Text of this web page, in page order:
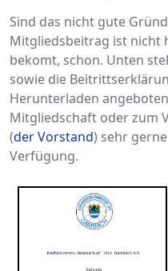
Sind das nicht gute
Mitgliedsbeitrag ist nicht
bekomt, schon. Unten
sowie die
Herunterladen
Mitgliedschaft oder zum
(der Vorstand) sehr
Verfügung.